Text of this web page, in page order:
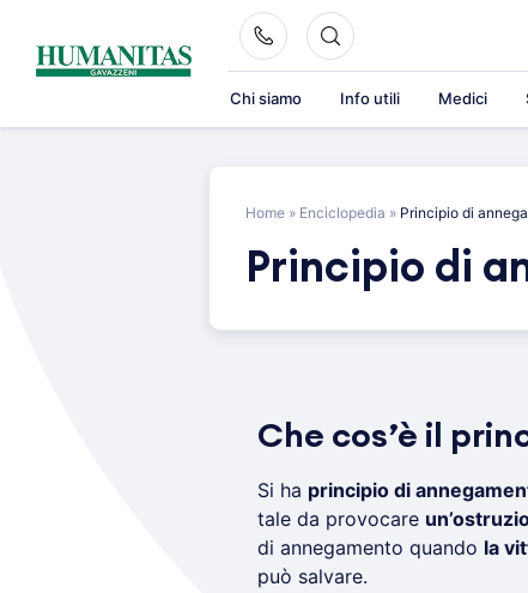
content
Chi siamo Info utili Medici
Home » Enciclopedia » Principio di
Principio di
Che cos’è il
Si ha principio di
tale da provocare
di annegamento quando la
può salvare.